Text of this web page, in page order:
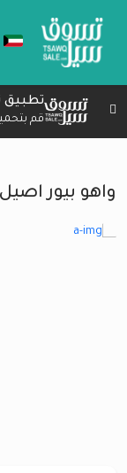
قم
واهو بيور اصيل